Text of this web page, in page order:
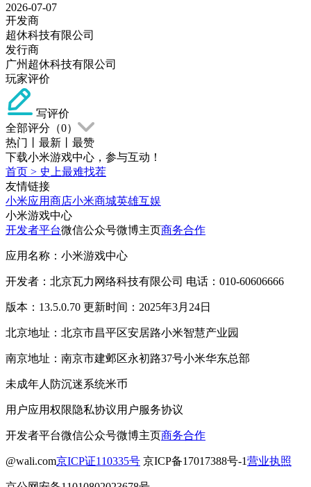
2026-07-07
开发商
超休科技有限公司
发行商
广州超休科技有限公司
玩家评价
写评价
全部评分（0）
热门
最新
最赞
下载小米游戏中心，参与互动！
首页 > 史上最难找茬
友情链接
小米应用商店小米商城英雄互娱
小米游戏中心
开发者平台微信公众号微博主页商务合作
应用名称：小米游戏中心
开发者：北京瓦力网络科技有限公司 电话：010-60606666
版本：13.5.0.70 更新时间：2025年3月24日
北京地址：北京市昌平区安居路小米智慧产业园
南京地址：南京市建邺区永初路37号小米华东总部
未成年人防沉迷系统米币
用户应用权限隐私协议用户服务协议
开发者平台微信公众号微博主页商务合作
@wali.com京ICP证110335号 京ICP备17017388号-1营业执照